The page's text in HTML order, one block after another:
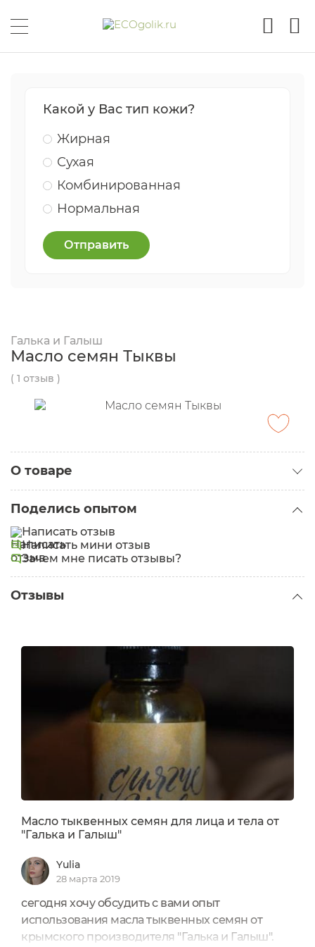
Какой у Вас тип кожи?
Жирная
Сухая
Комбинированная
Нормальная
Отправить
Галька и Галыш
Масло семян Тыквы
( 1 отзыв )
О товаре
Поделись опытом
Написать отзыв
Написать мини отзыв
Зачем мне писать отзывы?
Отзывы
Масло тыквенных семян для лица и тела от
"Галька и Галыш"
Yulia
28 марта 2019
сегодня хочу обсудить с вами опыт
использования масла тыквенных семян от
крымского производителя "Галька и Галыш".